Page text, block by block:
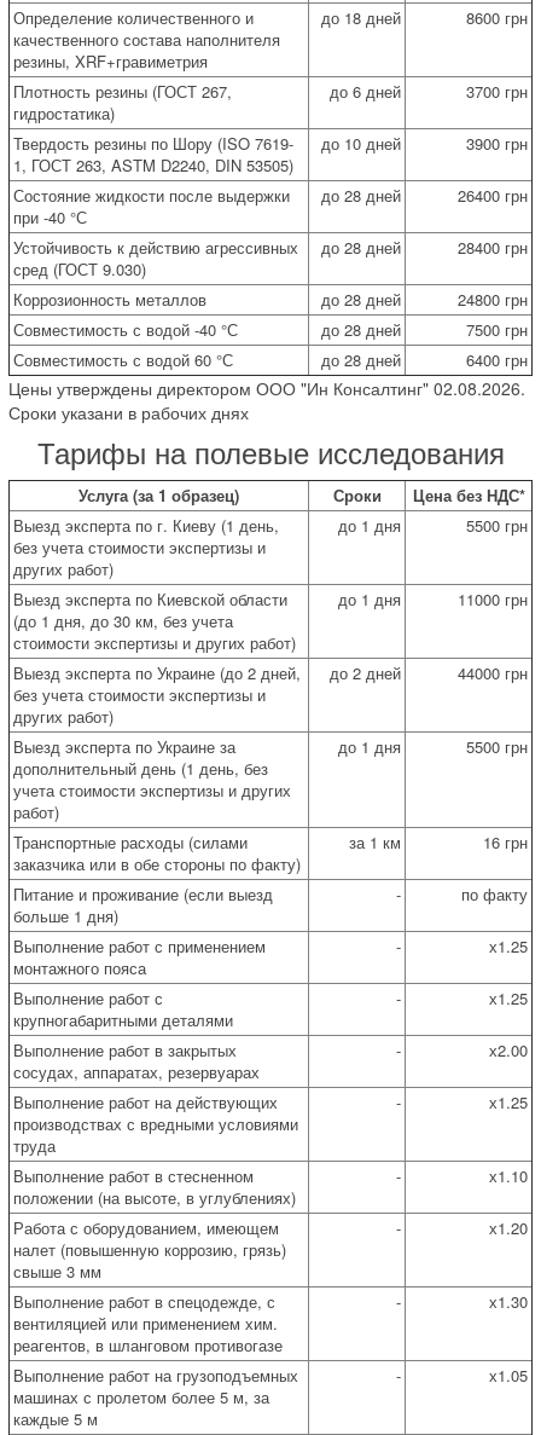
Определение количественного и
качественного состава наполнителя
резины, XRF+гравиметрия
до 18 дней 8600 грн
Плотность резины (ГОСТ 267,
гидростатика)
до 6 дней 3700 грн
Твердость резины по Шору (ISO 7619-
1, ГОСТ 263, ASTM D2240, DIN 53505)
до 10 дней 3900 грн
Состояние жидкости после выдержки
при -40 °С
до 28 дней 26400 грн
Устойчивость к действию агрессивных
сред (ГОСТ 9.030)
до 28 дней 28400 грн
Коррозионность металлов до 28 дней
24800 грн
Совместимость с водой -40 °С
до 28 дней
7500 грн
Совместимость с водой 60 °С
до 28 дней 6400 грн
Цены утверждены директором ООО "Ин Консалтинг" 02.08.2026.
Сроки указани в рабочих днях
Тарифы на полевые исследования
Услуга (за 1 образец) Сроки
Цена без НДС*
Выезд эксперта по г. Киеву (1 день,
без учета стоимости экспертизы и
других работ)
до 1 дня 5500 грн
Выезд эксперта по Киевской области
(до 1 дня, до 30 км, без учета
стоимости экспертизы и других работ)
до 1 дня 11000 грн
Выезд эксперта по Украине (до 2 дней,
без учета стоимости экспертизы и
других работ)
до 2 дней 44000 грн
Выезд эксперта по Украине за
дополнительный день (1 день, без
учета стоимости экспертизы и других
работ)
до 1 дня 5500 грн
Транспортные расходы (силами
заказчика или в обе стороны по факту)
за 1 км 16 грн
Питание и проживание (если выезд
больше 1 дня)
- по факту
Выполнение работ с применением
монтажного пояса
- х1.25
Выполнение работ с
крупногабаритными деталями
- х1.25
Выполнение работ в закрытых
сосудах, аппаратах, резервуарах
- х2.00
Выполнение работ на действующих
производствах с вредными условиями
труда
- х1.25
Выполнение работ в стесненном
положении (на высоте, в углублениях)
- х1.10
Работа с оборудованием, имеющем
налет (повышенную коррозию, грязь)
свыше 3 мм
- х1.20
Выполнение работ в спецодежде, с
вентиляцией или применением хим.
реагентов, в шланговом противогазе
- х1.30
Выполнение работ на грузоподъемных
машинах с пролетом более 5 м, за
каждые 5 м
- х1.05